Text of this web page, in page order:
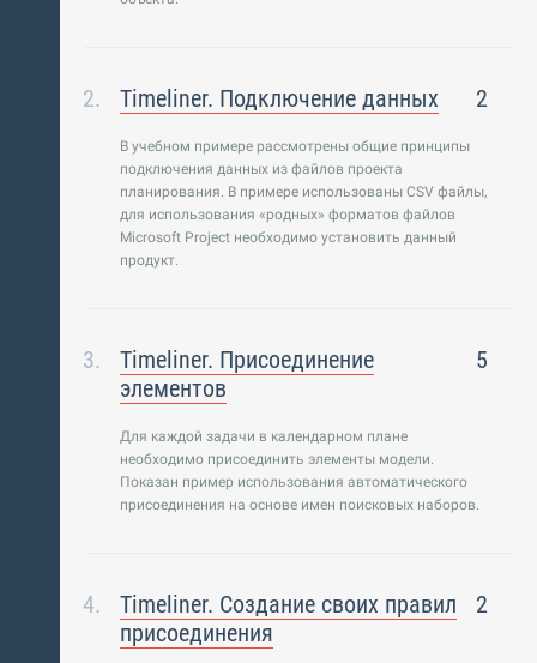
Timeliner. Подключение данных 2
В учебном примере рассмотрены общие принципы
подключения данных из файлов проекта
планирования. В примере использованы CSV файлы,
для использования «родных» форматов файлов
Microsoft Project необходимо установить данный
продукт.
Timeliner. Присоединение
элементов
5
Для каждой задачи в календарном плане
необходимо присоединить элементы модели.
Показан пример использования автоматического
присоединения на основе имен поисковых наборов.
Timeliner. Создание своих правил
присоединения
2